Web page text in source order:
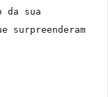
da sua
surpreenderam